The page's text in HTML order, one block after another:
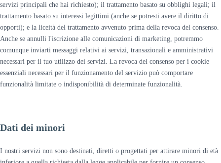
servizi principali che hai richiesto); il trattamento basato su obblighi legali; il
trattamento basato su interessi legittimi (anche se potresti avere il diritto di
opporti); e la liceità del trattamento avvenuto prima della revoca del consenso.
Anche se annulli l'iscrizione alle comunicazioni di marketing, potremmo
comunque inviarti messaggi relativi ai servizi, transazionali e amministrativi
necessari per il tuo utilizzo dei servizi. La revoca del consenso per i cookie
essenziali necessari per il funzionamento del servizio può comportare
funzionalità limitate o indisponibilità di determinate funzionalità.
Dati dei minori
I nostri servizi non sono destinati, diretti o progettati per attirare minori di età